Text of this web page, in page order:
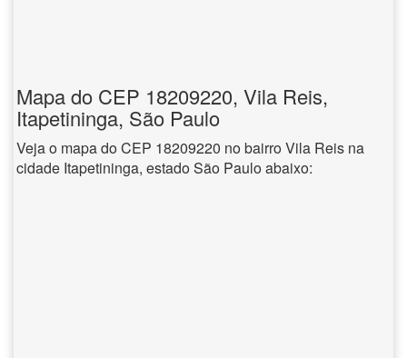
Mapa do CEP 18209220, Vila Reis,
Itapetininga, São Paulo
Veja o mapa do CEP 18209220 no bairro Vila Reis na
cidade Itapetininga, estado São Paulo abaixo: